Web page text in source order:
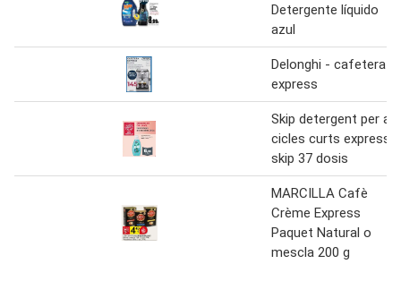
Detergente líquido
azul
Delonghi - cafetera
express
Skip detergent per a
cicles curts express
skip 37 dosis
MARCILLA Cafè
Crème Express
Paquet Natural o
mescla 200 g